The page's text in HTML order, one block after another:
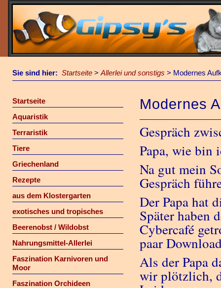
Sie sind hier: Startseite > Allerlei und sonstigs > Modernes
Startseite
Aquaristik
Terraristik
Tiere
Griechenland
Rezepte
aus dem Klostergarten
exotisches und tropisches
Beerenobst / Wildobst
Nahrungsmittel-Allerlei
Faszination Karnivoren und
Moor
Faszination Orchideen
Modernes
Gespräch
Papa, wie bin
Na gut mein
Gespräch
Der Papa hat
Später haben
Cybercafé
paar
Als der Papa
wir plötzlich,